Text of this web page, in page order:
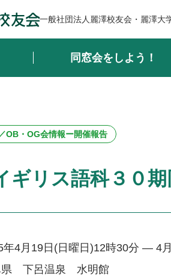
一般社団法人麗澤校友会・麗澤大
同窓会をしよう！
OB・OG会情報ー開催報告
ギリス語科３０
年4月19日(日曜日)12時30分 — 4
県 下呂温泉 水明館